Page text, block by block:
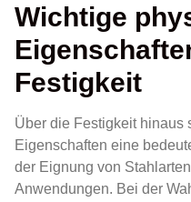
Wichtige
Festigkeit
Über die Festigkeit hinaus
Eigenschaften eine
der Eignung von
Anwendungen. Bei der